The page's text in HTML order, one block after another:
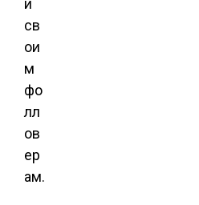
и
св
ои
м
фо
лл
ов
ер
ам.